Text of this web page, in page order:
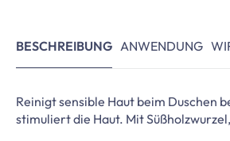
BESCHREIBUNG ANWENDUNG
Reinigt sensible Haut beim Duschen
stimuliert die Haut. Mit